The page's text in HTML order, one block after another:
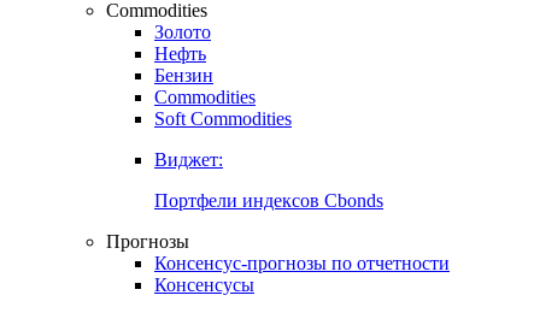
Commodities
Золото
Нефть
Бензин
Commodities
Soft Commodities
Виджет:
Портфели индексов Cbonds
Прогнозы
Консенсус-прогнозы по отчетности
Консенсусы